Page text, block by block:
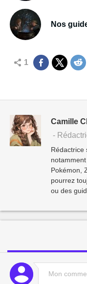
Nos
1
Camille
-
Rédactrice
Pokémon,
pourrez
ou des